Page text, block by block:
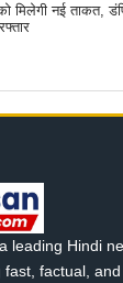
मिलेगी नई ताकत,
leading Hindi
fast, factual,